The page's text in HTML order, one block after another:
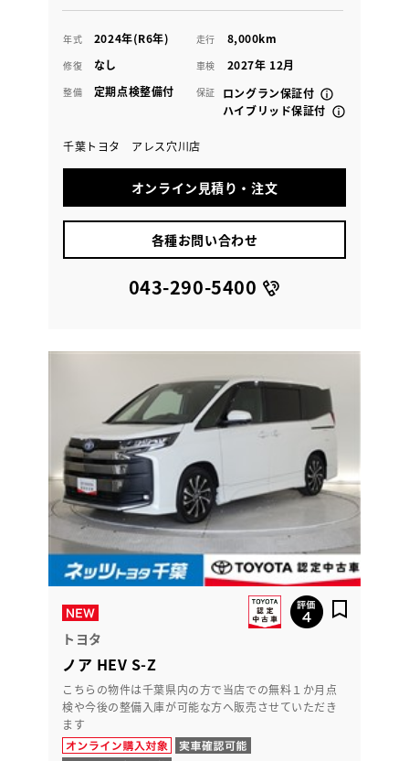
年式 2024年(R6年) 走行 8,000km
修復 なし 車検 2027年 12月
整備 定期点検整備付 保証
ロングラン保証付
ハイブリッド保証付
千葉トヨタ アレス穴川店
オンライン見積り・注文
各種お問い合わせ
043-290-5400
トヨタ
ノア HEV S-Z
こちらの物件は千葉県内の方で当店での無料１か月点
検や今後の整備入庫が可能な方へ販売させていただき
ます